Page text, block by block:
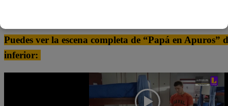
Puedes ver la escena completa de “Papá en
inferior: